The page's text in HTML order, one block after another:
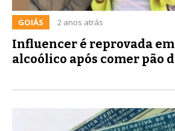
GOIÁS 2 anos atrás
Influencer é reprovada
alcoólico após comer pão